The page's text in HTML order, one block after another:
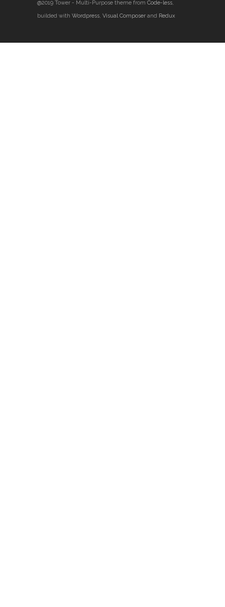
@2019 Tower - Multi-Purpose theme from Code-less,
builded with Wordpress, Visual Composer and Redux